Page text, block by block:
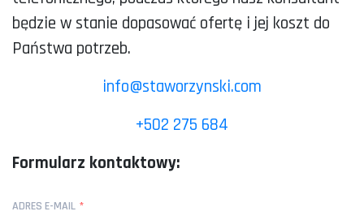
będzie w stanie dopasować ofertę i jej koszt do
Państwa potrzeb.
info@staworzynski.com
+502 275 684
Formularz kontaktowy:
ADRES E-MAIL